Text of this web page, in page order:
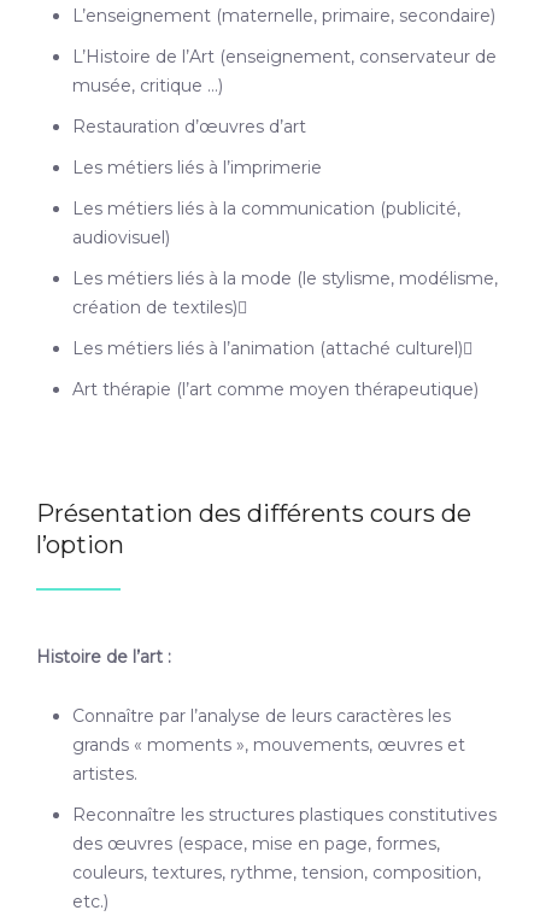
L’enseignement (maternelle, primaire, secondaire)
L’Histoire de l’Art (enseignement, conservateur de
musée, critique …)
Restauration d’œuvres d’art
Les métiers liés à l’imprimerie
Les métiers liés à la communication (publicité,
audiovisuel)
Les métiers liés à la mode (le stylisme, modélisme,
création de textiles)
Les métiers liés à l’animation (attaché culturel)
Art thérapie (l’art comme moyen thérapeutique)
Présentation des différents cours de
l’option
Histoire de l’art :
Connaître par l’analyse de leurs caractères les
grands « moments », mouvements, œuvres et
artistes.
Reconnaître les structures plastiques constitutives
des œuvres (espace, mise en page, formes,
couleurs, textures, rythme, tension, composition,
etc.)